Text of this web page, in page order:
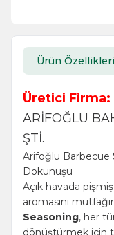
Ürün Özellikleri
Üretici Firma:
ARİFOĞLU
ŞTİ.
Arifoğlu Barbecue
Dokunuşu
Açık havada
aromasını
Seasoning, her
dönüştürmek için